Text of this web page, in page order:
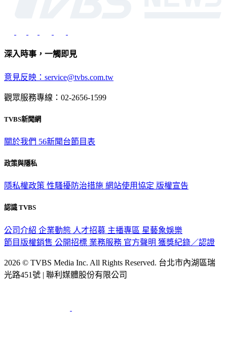
深入時事，一觸即見
意見反映：service@tvbs.com.tw
觀眾服務專線：02-2656-1599
TVBS新聞網
關於我們 56新聞台節目表
政策與隱私
隱私權政策 性騷擾防治措施 網站使用協定 版權宣告
認識 TVBS
公司介紹 企業動態 人才招募 主播專區 星藝象娛樂
節目版權銷售 公開招標 業務服務 官方聲明 獲獎紀錄／認證
2026 © TVBS Media Inc. All Rights Reserved. 台北市內湖區瑞
光路451號 | 聯利媒體股份有限公司